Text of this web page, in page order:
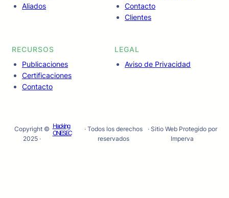
Aliados
Contacto
Clientes
RECURSOS
Publicaciones
Certificaciones
Contacto
LEGAL
Aviso de Privacidad
Copyright ©
2025 ·
Hacking
ONESEC
· Todos los derechos
reservados
· Sitio Web Protegido por
Imperva